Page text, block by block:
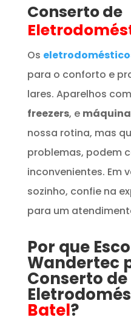
Conserto de
Os
para o conforto e
lares. Aparelhos
freezers, e
nossa rotina, mas
problemas, podem
inconvenientes. Em
sozinho, confie na
para um
Por que
Wandertec
Conserto de
Batel?